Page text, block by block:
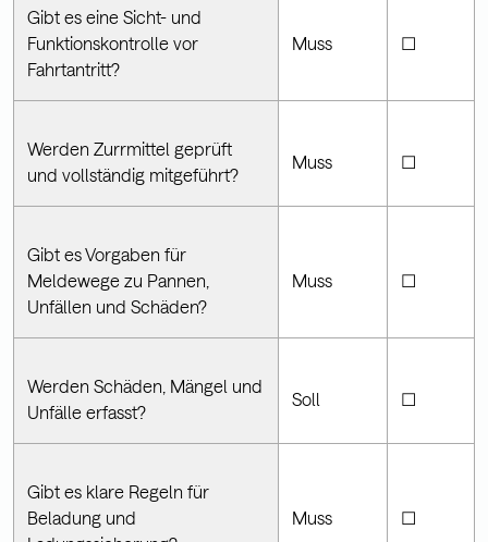
Gibt es eine Sicht- und
Funktionskontrolle vor
Fahrtantritt?
Muss ☐
Werden Zurrmittel geprüft
und vollständig mitgeführt?
Muss ☐
Gibt es Vorgaben für
Meldewege zu Pannen,
Unfällen und Schäden?
Muss ☐
Werden Schäden, Mängel und
Unfälle erfasst?
Soll ☐
Gibt es klare Regeln für
Beladung und
Muss ☐